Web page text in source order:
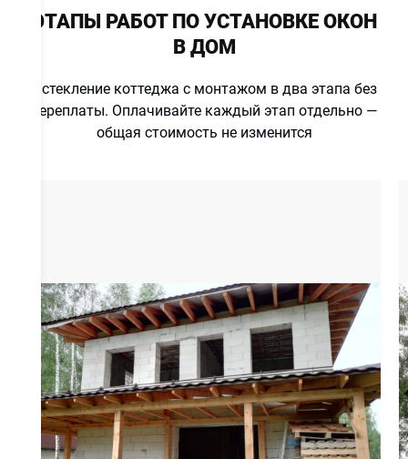
ЭТАПЫ РАБОТ ПО УСТАНОВКЕ ОКОН
В ДОМ
Остекление коттеджа с монтажом в два этапа без
переплаты. Оплачивайте каждый этап отдельно —
общая стоимость не изменится